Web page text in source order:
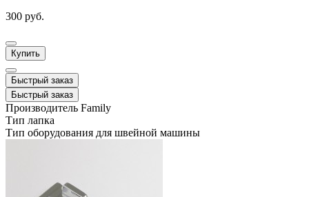
300 руб.
Купить
Быстрый заказ
Быстрый заказ
Производитель Family
Тип лапка
Тип оборудования для швейной машины